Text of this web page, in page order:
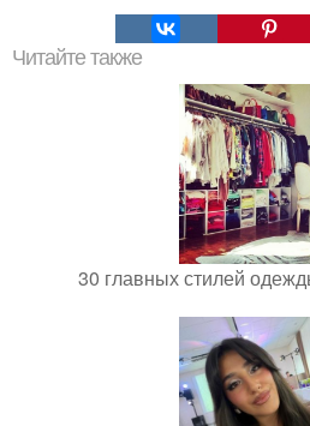
Читайте также
30 главных стилей